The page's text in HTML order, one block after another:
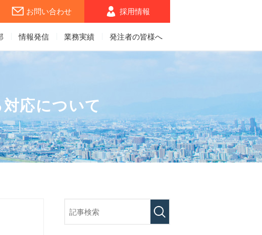
情報発信 業務実績 発注者の皆様へ
お問い合わせ 採用情報
応について